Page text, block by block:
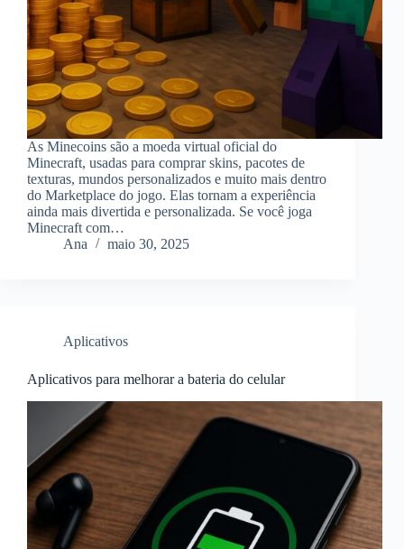
As Minecoins são a moeda virtual oficial do
Minecraft, usadas para comprar skins, pacotes de
texturas, mundos personalizados e muito mais dentro
do Marketplace do jogo. Elas tornam a experiência
ainda mais divertida e personalizada. Se você joga
Minecraft com…
Ana
maio 30, 2025
Aplicativos
Aplicativos para melhorar a bateria do celular